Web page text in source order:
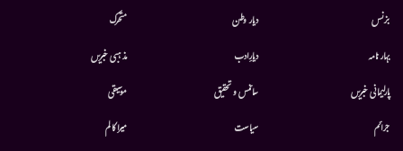
بزنس
بہار نامہ
پارلیمانی خبریں
جرائم
دیار وطن
دیارِادب
سائنس و تحقیق
سیاست
متحرك
مذہبی خبریں
موسيقى
میرا کالم